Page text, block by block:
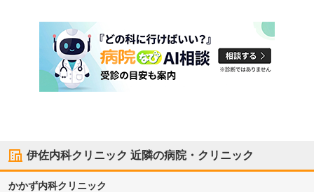
伊佐内科クリニック 近隣の病院・クリニック
かかず内科クリニック